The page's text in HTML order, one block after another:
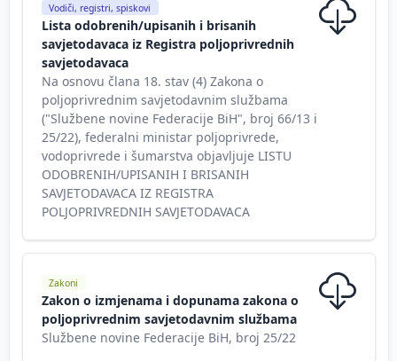
Vodiči, registri, spiskovi
Lista odobrenih/upisanih i brisanih
savjetodavaca iz Registra poljoprivrednih
savjetodavaca
Na osnovu člana 18. stav (4) Zakona o
poljoprivrednim savjetodavnim službama
("Službene novine Federacije BiH", broj 66/13 i
25/22), federalni ministar poljoprivrede,
vodoprivrede i šumarstva objavljuje LISTU
ODOBRENIH/UPISANIH I BRISANIH
SAVJETODAVACA IZ REGISTRA
POLJOPRIVREDNIH SAVJETODAVACA
Zakoni
Zakon o izmjenama i dopunama zakona o
poljoprivrednim savjetodavnim službama
Službene novine Federacije BiH, broj 25/22